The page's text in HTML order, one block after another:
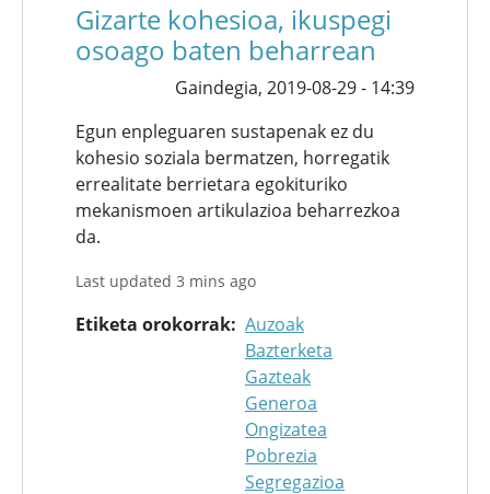
Gizarte kohesioa, ikuspegi
osoago baten beharrean
Gaindegia, 2019-08-29 - 14:39
Egun enpleguaren sustapenak ez du
kohesio soziala bermatzen, horregatik
errealitate berrietara egokituriko
mekanismoen artikulazioa beharrezkoa
da.
Last updated 3 mins ago
Etiketa orokorrak Auzoak
Bazterketa
Gazteak
Generoa
Ongizatea
Pobrezia
Segregazioa